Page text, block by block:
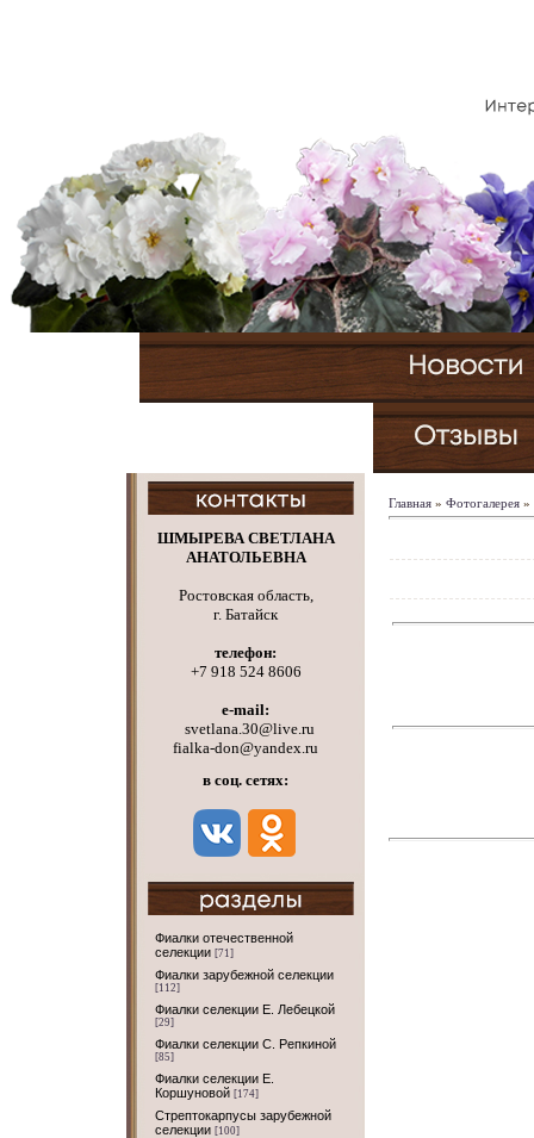
ШМЫРЕВА СВЕТЛАНА
АНАТОЛЬЕВНА
Ростовская область,
г. Батайск
телефон:
+7 918 524 8606
e-mail:
svetlana.30@live.ru
fialka-don@yandex.ru
в соц. сетях:
Фиалки отечественной
селекции [71]
Фиалки зарубежной селекции
[112]
Фиалки селекции Е. Лебецкой
[29]
Фиалки селекции С. Репкиной
[85]
Фиалки селекции Е.
Коршуновой [174]
Стрептокарпусы зарубежной
селекции [100]
Главная » Фотогалерея »